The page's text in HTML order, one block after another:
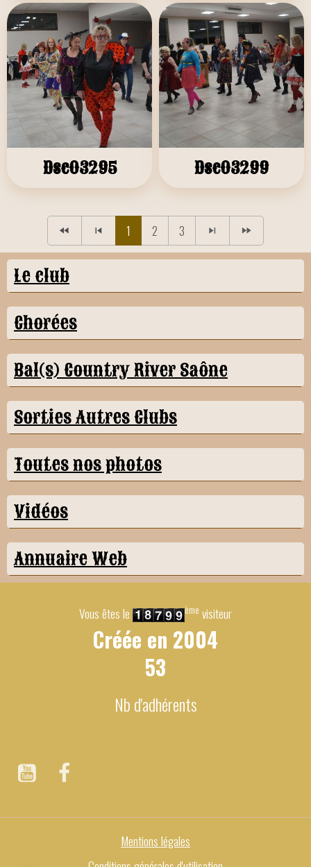
Dsc03295 Dsc03299
1 2 3
Le club
Chorées
Bal(s) Country River Saône
Sorties Autres Clubs
Toutes nos photos
Vidéos
Annuaire Web
Vous êtes le ème visiteur
Créée en 2004
53
Nb d'adhérents
Mentions légales